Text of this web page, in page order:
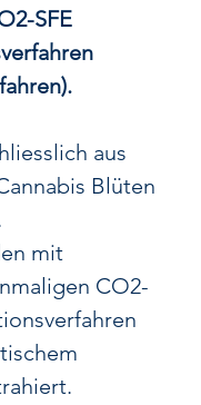
SFE
aus
Blüten
mit
CO2-